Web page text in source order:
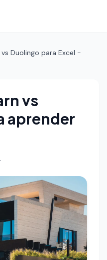
Duolingo para Excel -
vs
aprender